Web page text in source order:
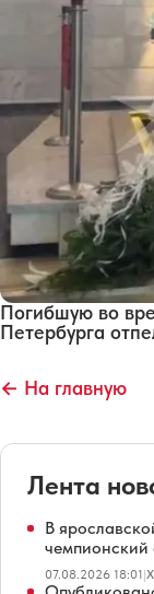
Погибшую во
Петербурга
← На главную
Лента
В
чемпионский
07.08.2026 18:01|